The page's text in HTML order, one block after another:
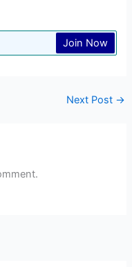
Join Now
Next Post →